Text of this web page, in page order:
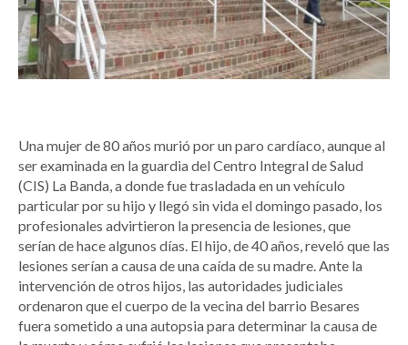
Una mujer de 80 años murió por un paro cardíaco, aunque al
ser examinada en la guardia del Centro Integral de Salud
(CIS) La Banda, a donde fue trasladada en un vehículo
particular por su hijo y llegó sin vida el domingo pasado, los
profesionales advirtieron la presencia de lesiones, que
serían de hace algunos días. El hijo, de 40 años, reveló que las
lesiones serían a causa de una caída de su madre. Ante la
intervención de otros hijos, las autoridades judiciales
ordenaron que el cuerpo de la vecina del barrio Besares
fuera sometido a una autopsia para determinar la causa de